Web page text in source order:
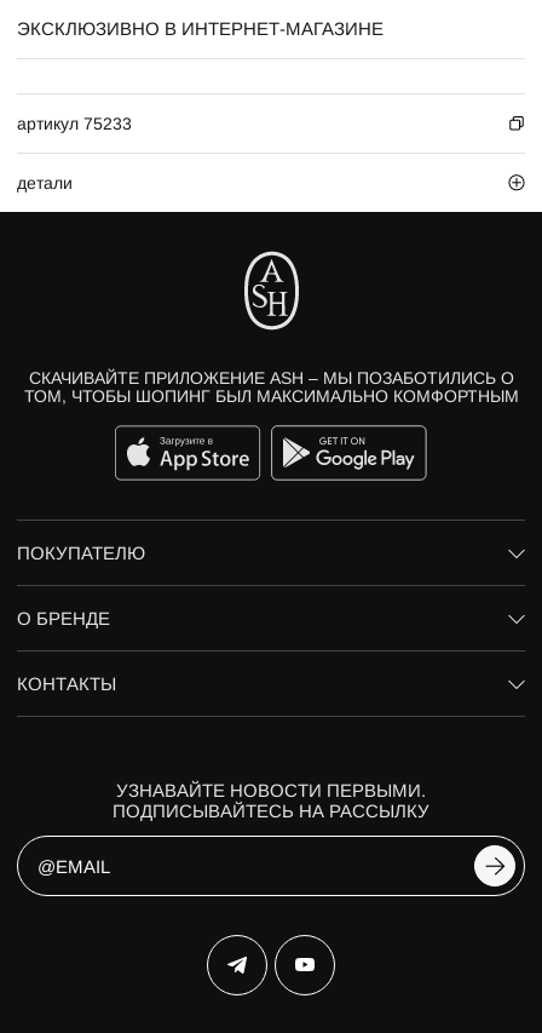
ЭКСКЛЮЗИВНО В ИНТЕРНЕТ-МАГАЗИНЕ
артикул 75233
детали
СКАЧИВАЙТЕ ПРИЛОЖЕНИЕ ASH – МЫ ПОЗАБОТИЛИСЬ О
ТОМ, ЧТОБЫ ШОПИНГ БЫЛ МАКСИМАЛЬНО КОМФОРТНЫМ
ПОКУПАТЕЛЮ
О БРЕНДЕ
КОНТАКТЫ
УЗНАВАЙТЕ НОВОСТИ ПЕРВЫМИ.
ПОДПИСЫВАЙТЕСЬ НА РАССЫЛКУ